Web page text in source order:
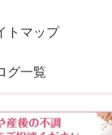
トマップ
グ一覧